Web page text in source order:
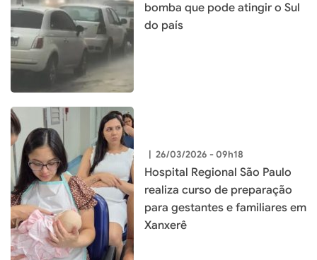
bomba que pode atingir o Sul
do país
| 26/03/2026 - 09h18
Hospital Regional São Paulo
realiza curso de preparação
para gestantes e familiares em
Xanxerê